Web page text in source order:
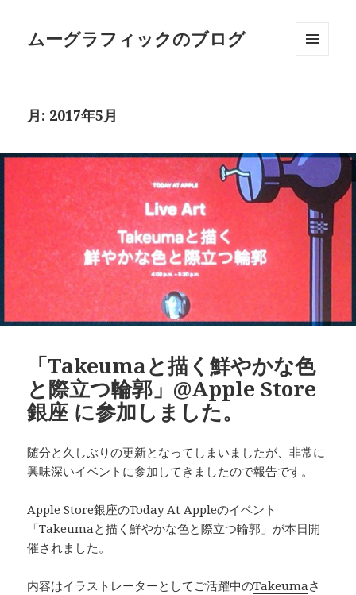
ムーグラフィックのブログ
月: 2017年5月
「Takeumaと描く鮮やかな色
と際立つ輪郭」@Apple Store
銀座 に参加しました。
随分と久しぶりの更新となってしまいましたが、非常に
興味深いイベントに参加してきましたので報告です。
Apple Store銀座のToday At Appleのイベント
「Takeumaと描く鮮やかな色と際立つ輪郭」が本日開
催されました。
内容はイラストレーターとしてご活躍中のTakeumaさ